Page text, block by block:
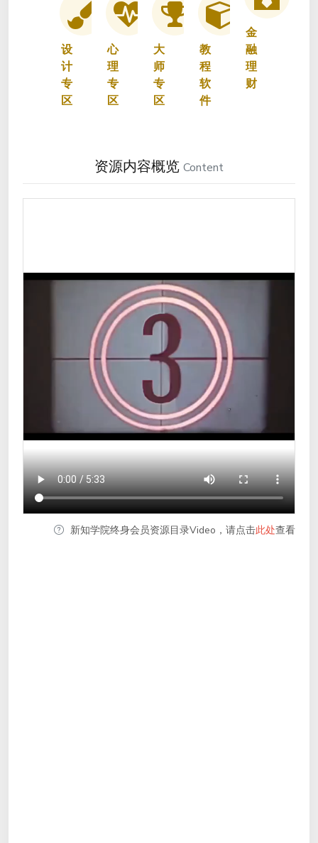
设
计
专
区
心
理
专
区
大
师
专
区
教
程
软
件
金
融
理
财
资源内容概览 Content
新知学院终身会员资源目录Video，请点击此处查看